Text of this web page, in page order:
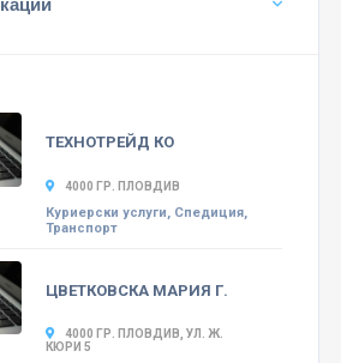
ТЕХНОТРЕЙД КО
4000 ГР. ПЛОВДИВ
Куриерски услуги, Спедиция,
Транспорт
ЦВЕТКОВСКА МАРИЯ Г.
4000 ГР. ПЛОВДИВ, УЛ. Ж.
КЮРИ 5